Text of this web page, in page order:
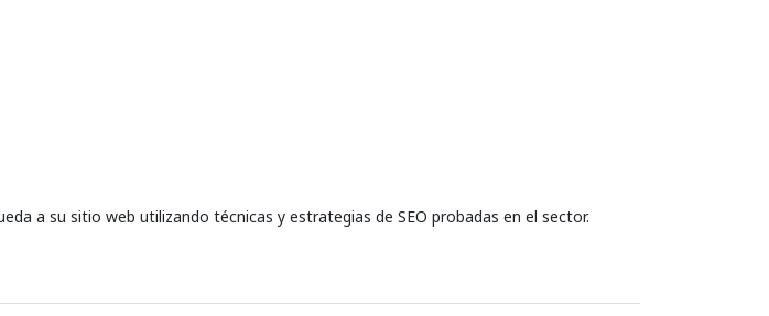
a su sitio web utilizando técnicas y estrategias de SEO probadas en el sector.